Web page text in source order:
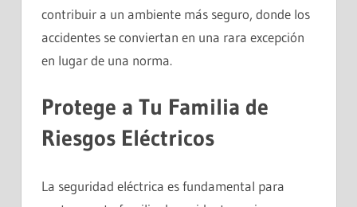
contribuir a un ambiente más seguro, donde los
accidentes se conviertan en una rara excepción
en lugar de una norma.
Protege a Tu Familia de
Riesgos Eléctricos
La seguridad eléctrica es fundamental para